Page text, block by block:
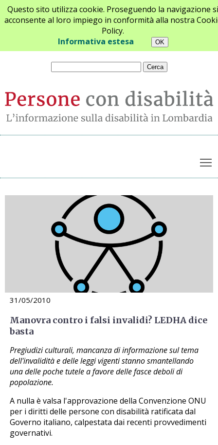
Questo sito utilizza cookie. Proseguendo la navigazione si
acconsente al loro impiego in conformità alla nostra
Policy.
Informativa estesa
Chi siamo Newsletter Contatti
Archivio notizie
31/05/2010
Manovra contro i falsi invalidi? LEDHA dice
basta
Pregiudizi culturali, mancanza di informazione sul tema
dell'invalidità e delle leggi vigenti stanno smantellando
una delle poche tutele a favore delle fasce deboli di
popolazione.
A nulla è valsa l'approvazione della Convenzione ONU
per i diritti delle persone con disabilità ratificata dal
Governo italiano, calpestata dai recenti provvedimenti
governativi.